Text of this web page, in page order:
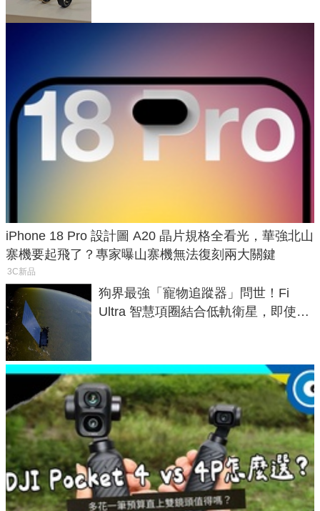
iPhone 18 Pro 設計圖 A20 晶片規格全看光，華強北山
寨機要起飛了？專家曝山寨機無法復刻兩大關鍵
3C新品
狗界最強「寵物追蹤器」問世！Fi
Ultra 智慧項圈結合低軌衛星，即使在